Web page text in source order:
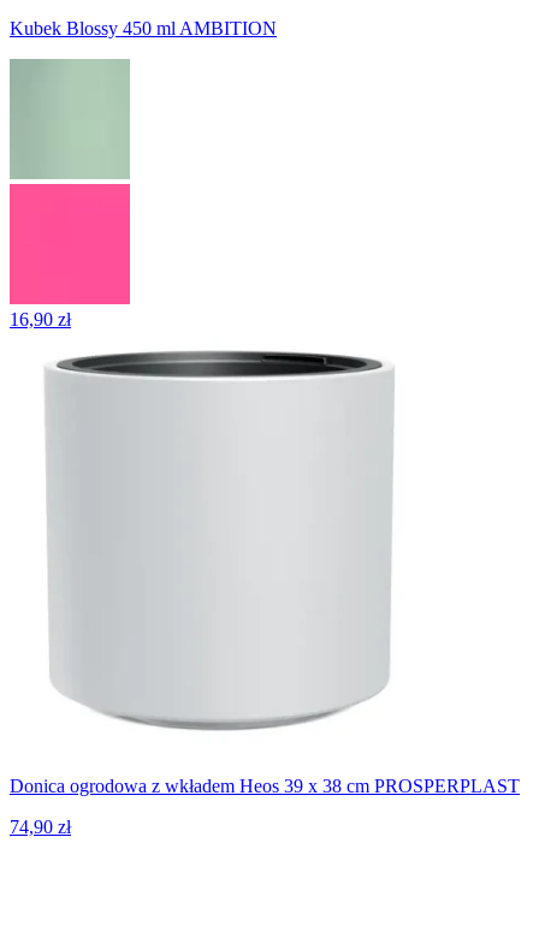
Kubek Blossy 450 ml AMBITION
16,90 zł
Donica ogrodowa z wkładem Heos 39 x 38 cm PROSPERPLAST
74,90 zł